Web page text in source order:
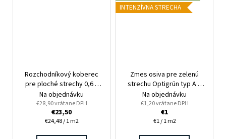
Rozchodníkový koberec
pre ploché strechy 0,6 x
1,6 m
Na objednávku
€28,90 vrátane DPH
€23,50
Jednotková
€24,48 / 1 m2
INTENZÍVNA STRECHA
Zmes osiva pre zelenú
strechu Optigrün typ A 1
m²
Na objednávku
€1,20 vrátane DPH
€1
Jednotková
€1 / 1 m2